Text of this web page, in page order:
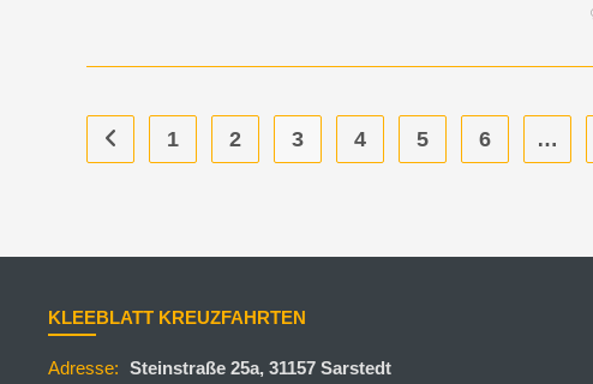
1 2 3 4 5 6 …
KLEEBLATT KREUZFAHRTEN
Adresse: Steinstraße 25a, 31157 Sarstedt